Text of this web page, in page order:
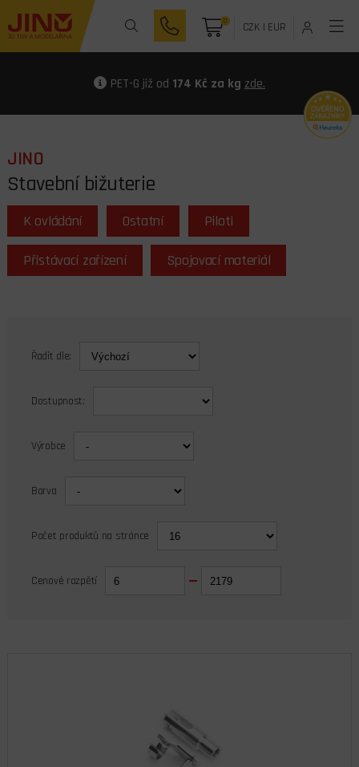
0 CZK| EUR
PET-G již od 174 Kč za kg zde.
JINO
Stavební bižuterie
K ovládání Ostatní Piloti
Přistávací zařízení Spojovací materiál
Řadit dle:
Dostupnost:
Výrobce
Barva
Počet produktů na stránce
Cenové rozpětí